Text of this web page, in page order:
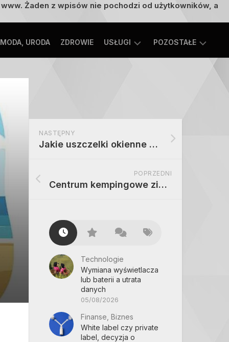
Żaden z wpisów nie pochodzi od użytkowników, a
MODA, URODA ZDROWIE USŁUGI POZOSTAŁE
TRANSPORT
NASTĘPNY
Jakie uszczelki okienne są najlepsze na mróz – ranking i porady
POPRZEDNI
Centrum kempingowe zimą – oferta, udogodnienia i koszty
Technologie
Wymiana wyświetlacza
lub baterii a utrata
danych
05/08/2026
Finanse, Biznes
White label czy private
label, decyzja o